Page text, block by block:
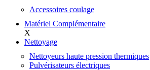
Accessoires coulage
Matériel Complémentaire
X
Nettoyage
Nettoyeurs haute pression thermiques
Pulvérisateurs électriques